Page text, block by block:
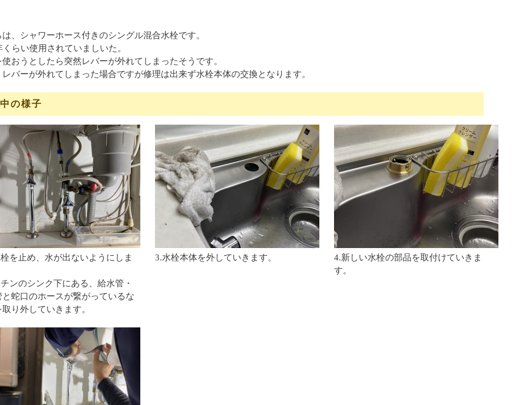
、シャワーホース付きのシングル混合水栓です。
くらい使用されていましいた。
おうとしたら突然レバーが外れてしまったそうです。
レバーが外れてしまった場合ですが修理は出来ず水栓本体の交換となります。
の様子
を止め、水が出ないようにしま
ンのシンク下にある、給水管・
と蛇口のホースが繋がっているな
り外していきます。
3.水栓本体を外していきます。
4.新しい水栓の部品を取付けていきま
す。